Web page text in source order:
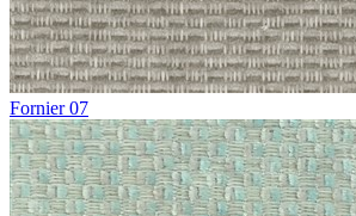
Fornier 07